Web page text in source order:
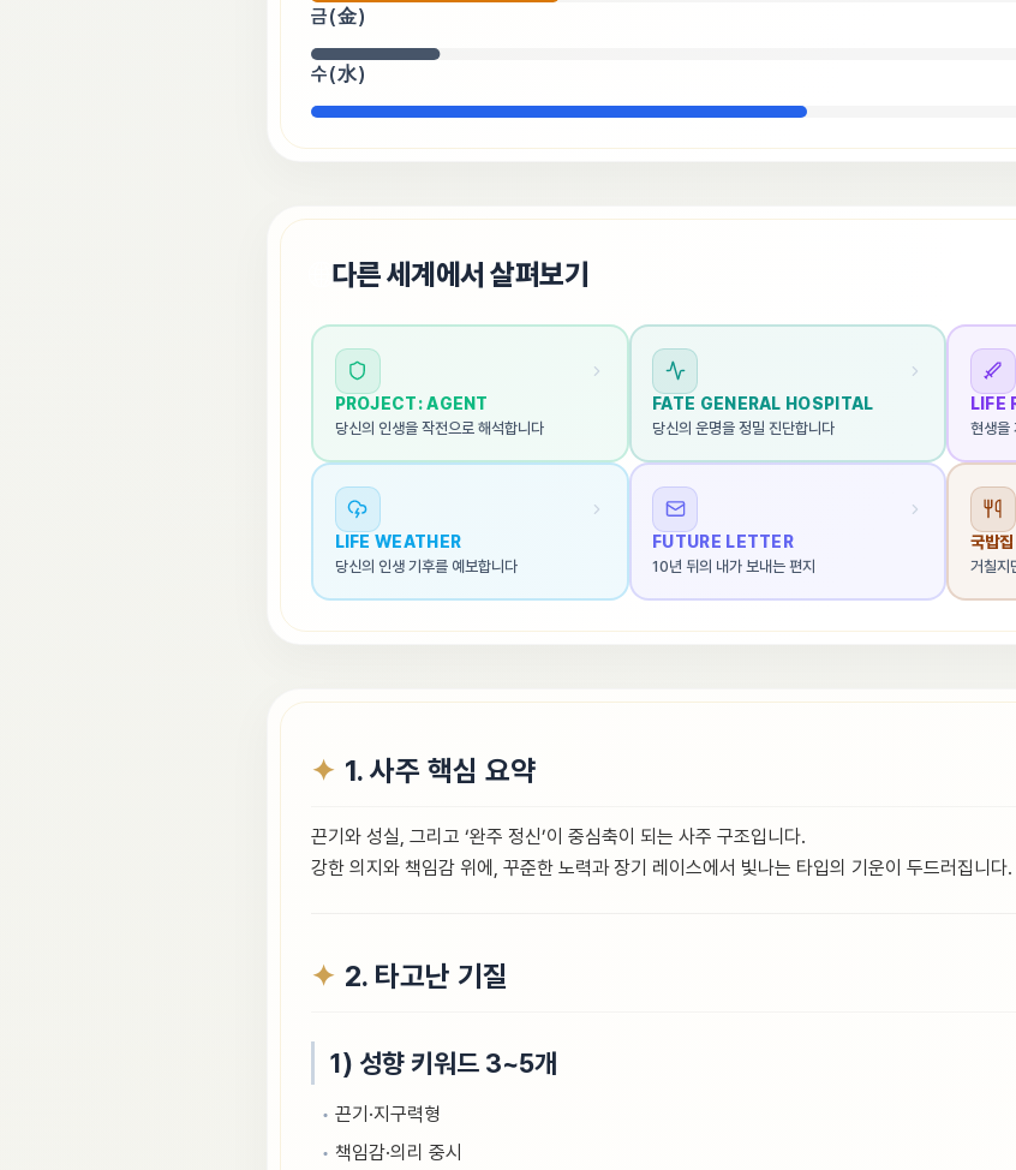
금(金)
수(水)
다른 세계에서 살펴보기
PROJECT: AGENT
당신의 인생을 작전으로 해석합니다
FATE GENERAL HOSPITAL
당신의 운명을 정밀 진단합니다
LIFE
현생을
LIFE WEATHER
당신의 인생 기후를 예보합니다
FUTURE LETTER
10년 뒤의 내가 보내는 편지
국밥
거칠지
1. 사주 핵심 요약
끈기와 성실, 그리고 ‘완주 정신’이 중심축이 되는 사주 구조입니다.
강한 의지와 책임감 위에, 꾸준한 노력과 장기 레이스에서 빛나는 타입의 기운이 두드러집니다.
2. 타고난 기질
1) 성향 키워드 3~5개
끈기·지구력형
책임감·의리 중시